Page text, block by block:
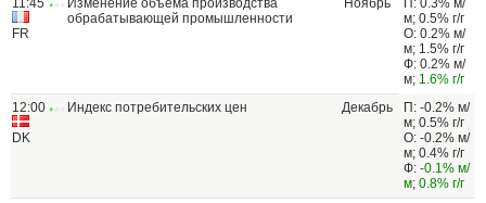
11:45
FR
Изменение объёма производства
обрабатывающей промышленности
Ноябрь
П: 0.3% м/
м; 0.5% г/г
О: 0.2% м/
м; 1.5% г/г
Ф: 0.2% м/
м; 1.6% г/г
12:00
DK
Индекс потребительских цен Декабрь
П: -0.2% м/
м; 0.5% г/г
О: -0.2% м/
м; 0.4% г/г
Ф: -0.1% м/
м; 0.8% г/г